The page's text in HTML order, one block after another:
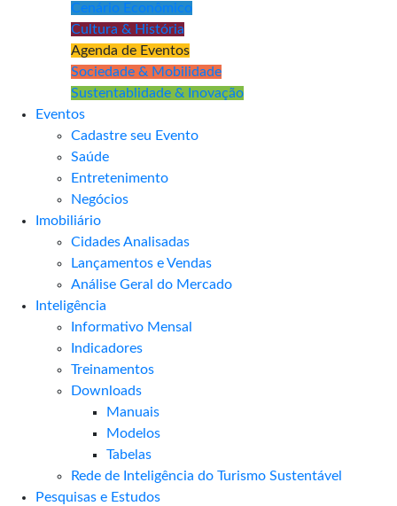
Cenário Econômico
Cultura & História
Agenda de Eventos
Sociedade & Mobilidade
Sustentablidade & Inovação
Eventos
Cadastre seu Evento
Saúde
Entretenimento
Negócios
Imobiliário
Cidades Analisadas
Lançamentos e Vendas
Análise Geral do Mercado
Inteligência
Informativo Mensal​
Indicadores
Treinamentos
Downloads
Manuais
Modelos
Tabelas
Rede de Inteligência do Turismo Sustentável
Pesquisas e Estudos